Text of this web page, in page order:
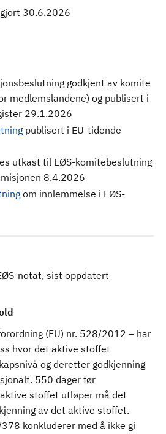
30.6.2026
godkjent av komite
medlemslandene) og publisert i
29.1.2026
publisert i EU-tidende
utkast til EØS-komitebeslutning
8.4.2026
om innlemmelse i EØS-
notat, sist oppdatert
(EU) nr. 528/2012 – har
hvor det aktive stoffet
og deretter godkjenning
550 dager før
stoffet utløper må det
av det aktive stoffet.
konkluderer med å ikke gi